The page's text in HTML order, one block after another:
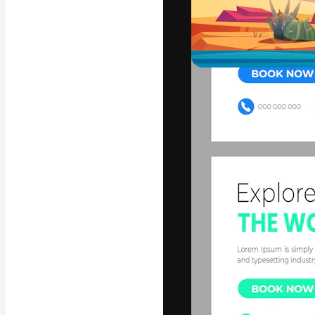
La piattaforma
migliori lavori.
creativi,
Italiano
Copyright ©